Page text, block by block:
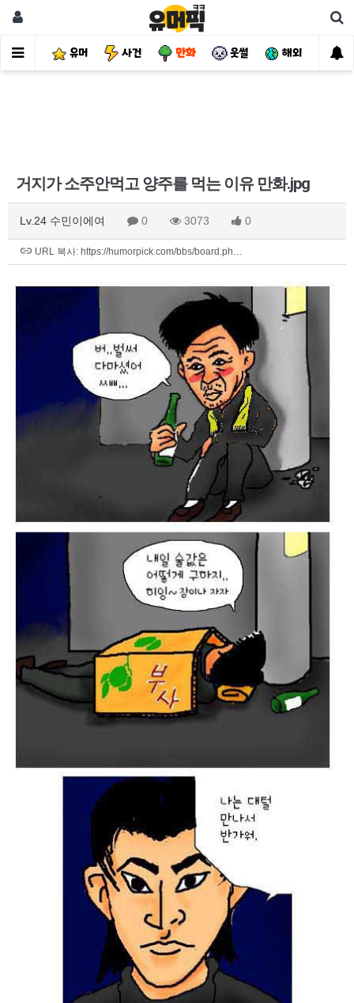
유머 사건 만화 웃썰 해외 핫
거지가 소주안먹고 양주를 먹는 이유 만화.jpg
Lv.24 수민이에여 0 3073 0
URL 복사: https://humorpick.com/bbs/board.ph…